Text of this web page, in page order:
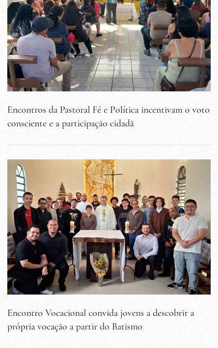
Encontros da Pastoral Fé e Política incentivam o voto
consciente e a participação cidadã
Encontro Vocacional convida jovens a descobrir a
própria vocação a partir do Batismo